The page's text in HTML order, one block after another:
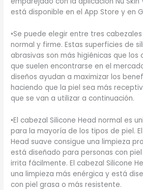
está disponible en el App Store y en
•Se puede elegir entre tres
normal y firme. Estas superficies de
abrasivas son más higiénicas que los
que suelen encontrarse en el
diseños ayudan a maximizar los
haciendo que la piel sea más
que se van a utilizar a continuación.
•El cabezal Silicone Head normal es
para la mayoría de los tipos de piel.
Head suave consigue una limpieza
está diseñado para personas con
irrita fácilmente. El cabezal Silicone
una limpieza más enérgica y está
con piel grasa o más resistente.